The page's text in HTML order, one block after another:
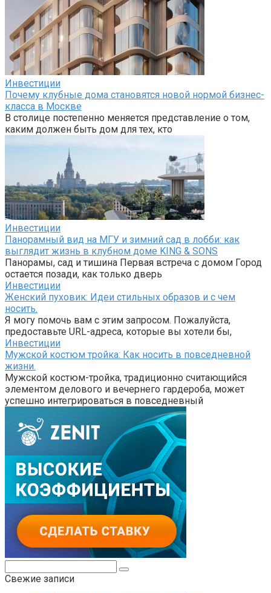
Инвестиции
Почему клубные дома становятся новой нормой бизнес-
класса в Москве
В столице постепенно меняется представление о том,
каким должен быть дом для тех, кто
Инвестиции
Панорамный вид на МГУ и зимний сад в лобби: как
выглядит жизнь в клубном доме KING & SONS
Панорамы, сад и тишина Первая встреча с домом Город
остается позади, как только дверь
Инвестиции
Женский пуховик: Идеи стильных образов и с чем
носить.
Я могу помочь вам с этим запросом. Пожалуйста,
предоставьте URL-адреса, которые вы хотели бы,
Инвестиции
Мужской костюм тройка: Как носить в повседневной
жизни.
Мужской костюм-тройка, традиционно считающийся
элементом делового и вечернего гардероба, может
успешно интегрироваться в повседневный
Свежие записи